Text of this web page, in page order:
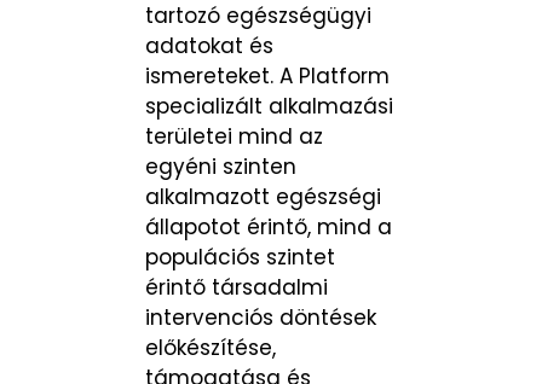
tartozó egészségügyi
adatokat és
ismereteket. A Platform
specializált alkalmazási
területei mind az
egyéni szinten
alkalmazott egészségi
állapotot érintő, mind a
populációs szintet
érintő társadalmi
intervenciós döntések
előkészítése,